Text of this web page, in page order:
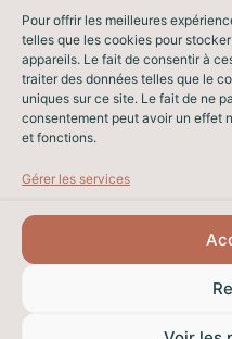
Pour offrir les meilleures
telles que les cookies pour
appareils. Le fait de consentir à
traiter des données telles que le
uniques sur ce site. Le fait de ne
consentement peut avoir un effet
et fonctions.
Gérer les services
EMAIL &
04 93 82 26 62
plan du site